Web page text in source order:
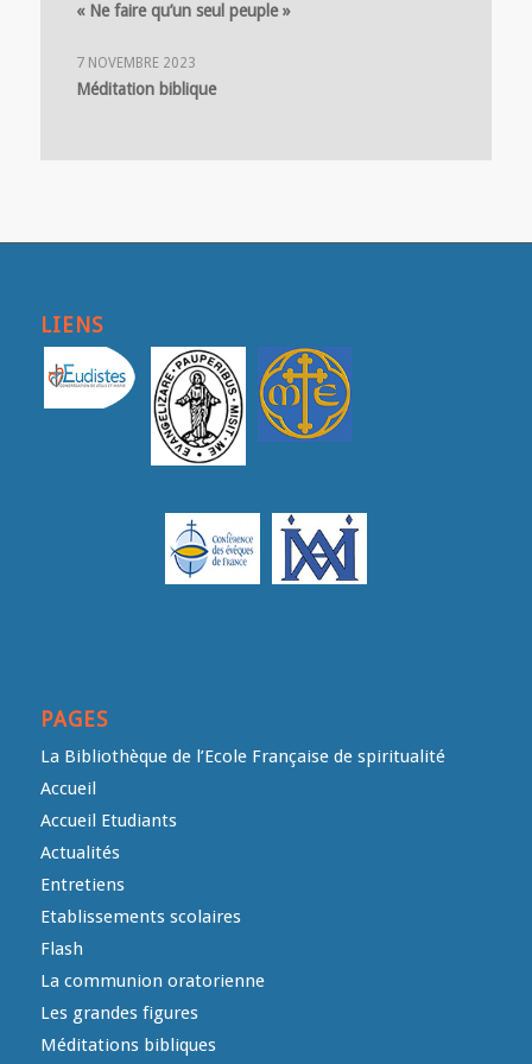
« Ne faire qu’un seul peuple »
7 NOVEMBRE 2023
Méditation biblique
LIENS
PAGES
La Bibliothèque de l’Ecole Française de spiritualité
Accueil
Accueil Etudiants
Actualités
Entretiens
Etablissements scolaires
Flash
La communion oratorienne
Les grandes figures
Méditations bibliques